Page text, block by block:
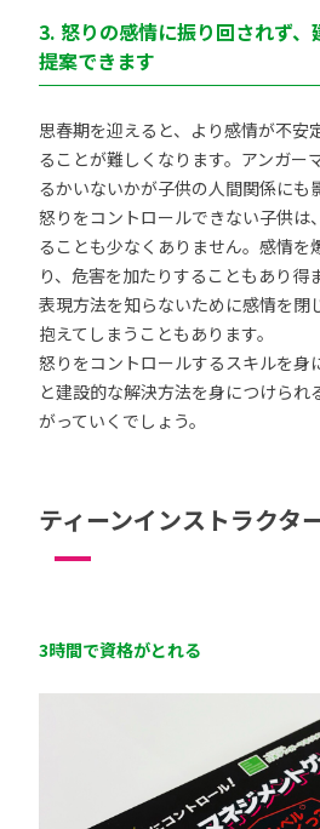
3. 怒りの感情に振り回されず
提案できます
思春期を迎えると、より感情が不安
ることが難しくなります。アンガー
るかいないかが子供の人間関係にも
怒りをコントロールできない子供は
ることも少なくありません。感情を
り、危害を加たりすることもあり得
表現方法を知らないために感情を閉
抱えてしまうこともあります。
怒りをコントロールするスキルを身
と建設的な解決方法を身につけられ
がっていくでしょう。
ティーンインストラクタ
3時間で資格がとれる